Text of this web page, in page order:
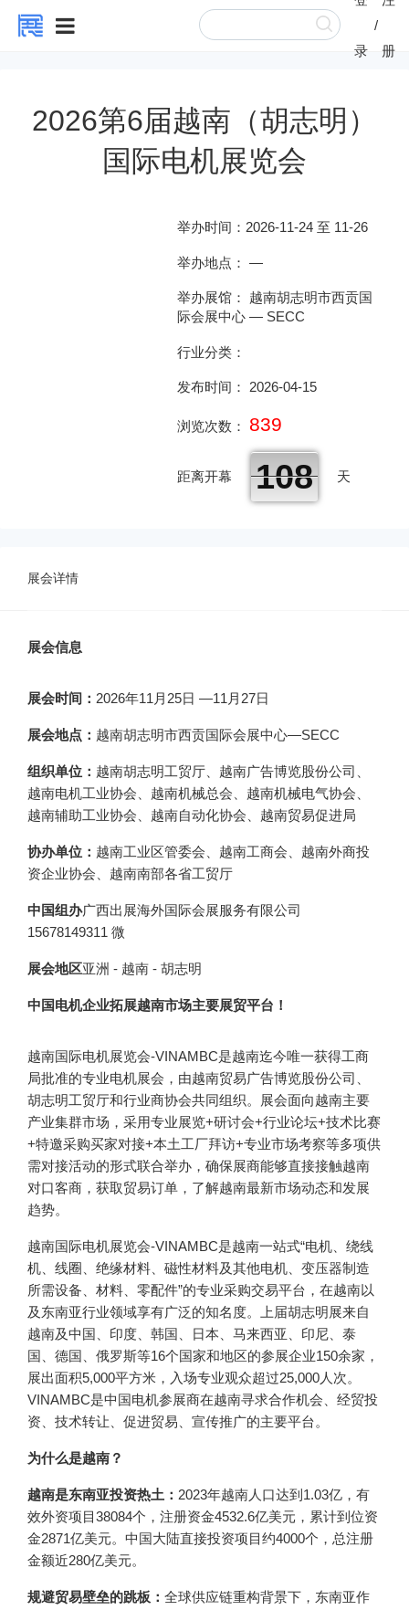
录
/
册
2026第6届越南（胡志明）
国际电机展览会
举办时间： 2026-11-24 至 11-26
举办地点： —
举办展馆： 越南胡志明市西贡国
际会展中心 — SECC
行业分类：
发布时间： 2026-04-15
浏览次数： 839
距离开幕 108 天
展会详情
展会信息
展会时间： 2026年11月25日 —11月27日
展会地点： 越南胡志明市西贡国际会展中心—SECC
组织单位： 越南胡志明工贸厅、越南广告博览股份公司、
越南电机工业协会、越南机械总会、越南机械电气协会、
越南辅助工业协会、越南自动化协会、越南贸易促进局
协办单位： 越南工业区管委会、越南工商会、越南外商投
资企业协会、越南南部各省工贸厅
中国组办广西出展海外国际会展服务有限公司
15678149311 微
展会地区亚洲 - 越南 - 胡志明
中国电机企业拓展越南市场主要展贸平台！
越南国际电机展览会-VINAMBC是越南迄今唯一获得工商
局批准的专业电机展会，由越南贸易广告博览股份公司、
胡志明工贸厅和行业商协会共同组织。展会面向越南主要
产业集群市场，采用专业展览+研讨会+行业论坛+技术比赛
+特邀采购买家对接+本土工厂拜访+专业市场考察等多项供
需对接活动的形式联合举办，确保展商能够直接接触越南
对口客商，获取贸易订单，了解越南最新市场动态和发展
趋势。
越南国际电机展览会-VINAMBC是越南一站式“电机、绕线
机、线圈、绝缘材料、磁性材料及其他电机、变压器制造
所需设备、材料、零配件”的专业采购交易平台，在越南以
及东南亚行业领域享有广泛的知名度。上届胡志明展来自
越南及中国、印度、韩国、日本、马来西亚、印尼、泰
国、德国、俄罗斯等16个国家和地区的参展企业150余家，
展出面积5,000平方米，入场专业观众超过25,000人次。
VINAMBC是中国电机参展商在越南寻求合作机会、经贸投
资、技术转让、促进贸易、宣传推广的主要平台。
为什么是越南？
越南是东南亚投资热土： 2023年越南人口达到1.03亿，有
效外资项目38084个，注册资金4532.6亿美元，累计到位资
金2871亿美元。中国大陆直接投资项目约4000个，总注册
金额近280亿美元。
规避贸易壁垒的跳板： 全球供应链重构背景下，东南亚作